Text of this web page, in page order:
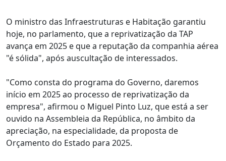
O ministro das Infraestruturas e Habitação garantiu
hoje, no parlamento, que a reprivatização da TAP
avança em 2025 e que a reputação da companhia aérea
"é sólida", após auscultação de interessados.
"Como consta do programa do Governo, daremos
início em 2025 ao processo de reprivatização da
empresa", afirmou o Miguel Pinto Luz, que está a ser
ouvido na Assembleia da República, no âmbito da
apreciação, na especialidade, da proposta de
Orçamento do Estado para 2025.